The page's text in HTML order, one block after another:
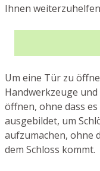
Ihnen
Um eine Tür zu
Handwerkzeuge
öffnen, ohne dass
ausgebildet, um
aufzumachen, ohne
dem Schloss kommt.